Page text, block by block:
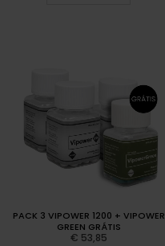
PACK 3 VIPOWER 1200 + VIPOWER
GREEN GRÁTIS
€ 53,85